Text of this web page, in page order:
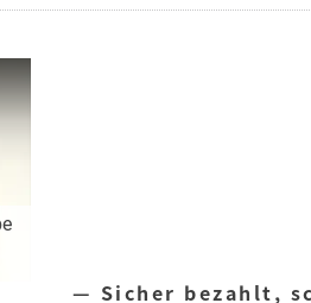
— Sicher bezahlt,